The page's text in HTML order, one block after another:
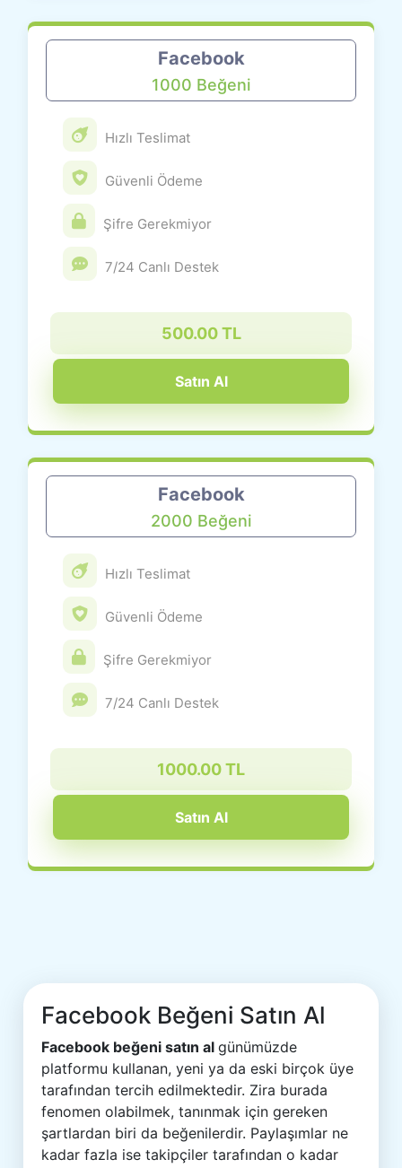
Facebook
1000 Beğeni
Hızlı Teslimat
Güvenli Ödeme
Şifre Gerekmiyor
7/24 Canlı Destek
500.00 TL
Satın Al
Facebook
2000 Beğeni
Hızlı Teslimat
Güvenli Ödeme
Şifre Gerekmiyor
7/24 Canlı Destek
1000.00 TL
Satın Al
Facebook Beğeni Satın Al
Facebook beğeni satın algünümüzde
platformu kullanan, yeni ya da eski birçok üye
tarafından tercih edilmektedir. Zira burada
fenomen olabilmek, tanınmak için gereken
şartlardan biri da beğenilerdir. Paylaşımlar ne
kadar fazla ise takipçiler tarafından o kadar